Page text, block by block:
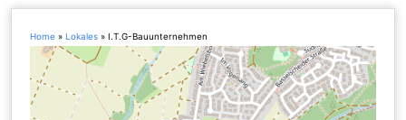
Home »Lokales »I.T.G-Bauunternehmen